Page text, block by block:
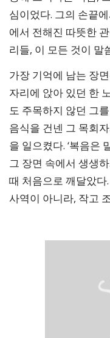
심이었다. 그의 손끝
에서 전해진 따뜻한
리들, 이 모든 것이 말
가장 기억에 남는 장
자리에 앉아 있던 한
도 주목하지 않던 그
음식을 건넨 그 목회
을 일으켰다. ‘복음은
그 장면 속에서 생생
때 처음으로 깨달았
사역이 아니라, 작고